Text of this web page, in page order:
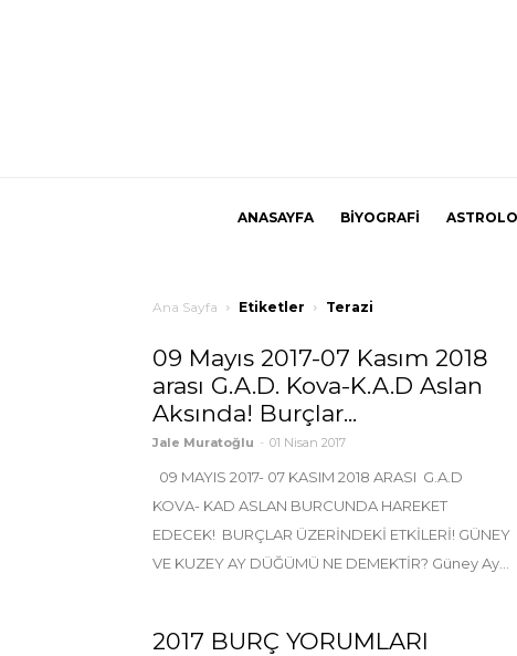
ANASAYFA BİYOGRAFİ
Ana Sayfa Etiketler Terazi
09 Mayıs 2017-07 Kasım 2018
arası G.A.D. Kova-K.A.D Aslan
Aksında! Burçlar...
Jale Muratoğlu - 01 Nisan 2017
09 MAYIS 2017- 07 KASIM 2018 ARASI G.A.D
KOVA- KAD ASLAN BURCUNDA HAREKET
EDECEK! BURÇLAR ÜZERİNDEKİ ETKİLERİ! GÜNEY
VE KUZEY AY DÜĞÜMÜ NE DEMEKTİR? Güney Ay...
2017 BURÇ YORUMLARI